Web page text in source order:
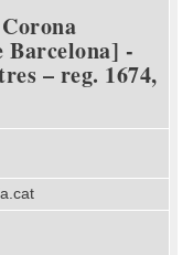
-
– reg. 1674,